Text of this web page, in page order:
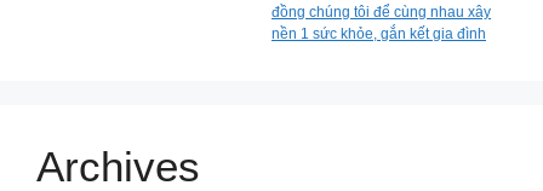
đồng chúng tôi để cùng nhau xây
nền 1 sức khỏe, gắn kết gia đình
Archives